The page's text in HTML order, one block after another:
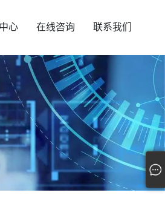
心 在线咨询 联系我们